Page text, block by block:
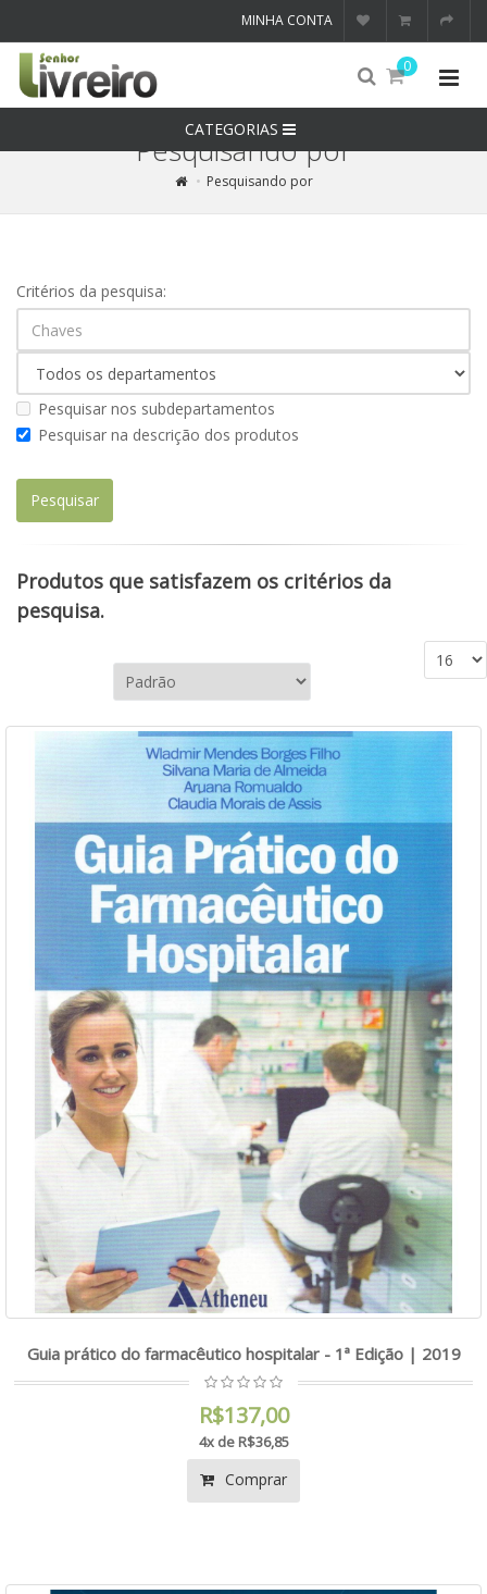
MINHA CONTA
0
CATEGORIAS
Pesquisando por
Pesquisando por
Critérios da pesquisa:
Pesquisar nos subdepartamentos
Pesquisar na descrição dos produtos
Produtos que satisfazem os critérios da
pesquisa.
Guia prático do farmacêutico hospitalar - 1ª Edição | 2019
R$137,00
4x de R$36,85
Comprar